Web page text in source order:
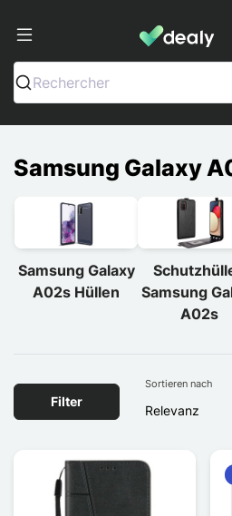
Dealy -
Rechercher
Samsung Galaxy
Samsung Galaxy
A02s Hüllen
Samsung
A02s
Filter
Sortieren nach